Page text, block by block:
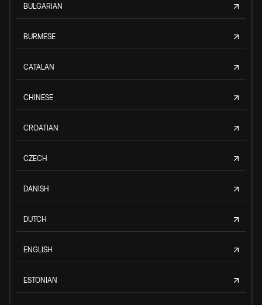
BULGARIAN
BURMESE
CATALAN
CHINESE
CROATIAN
CZECH
DANISH
DUTCH
ENGLISH
ESTONIAN